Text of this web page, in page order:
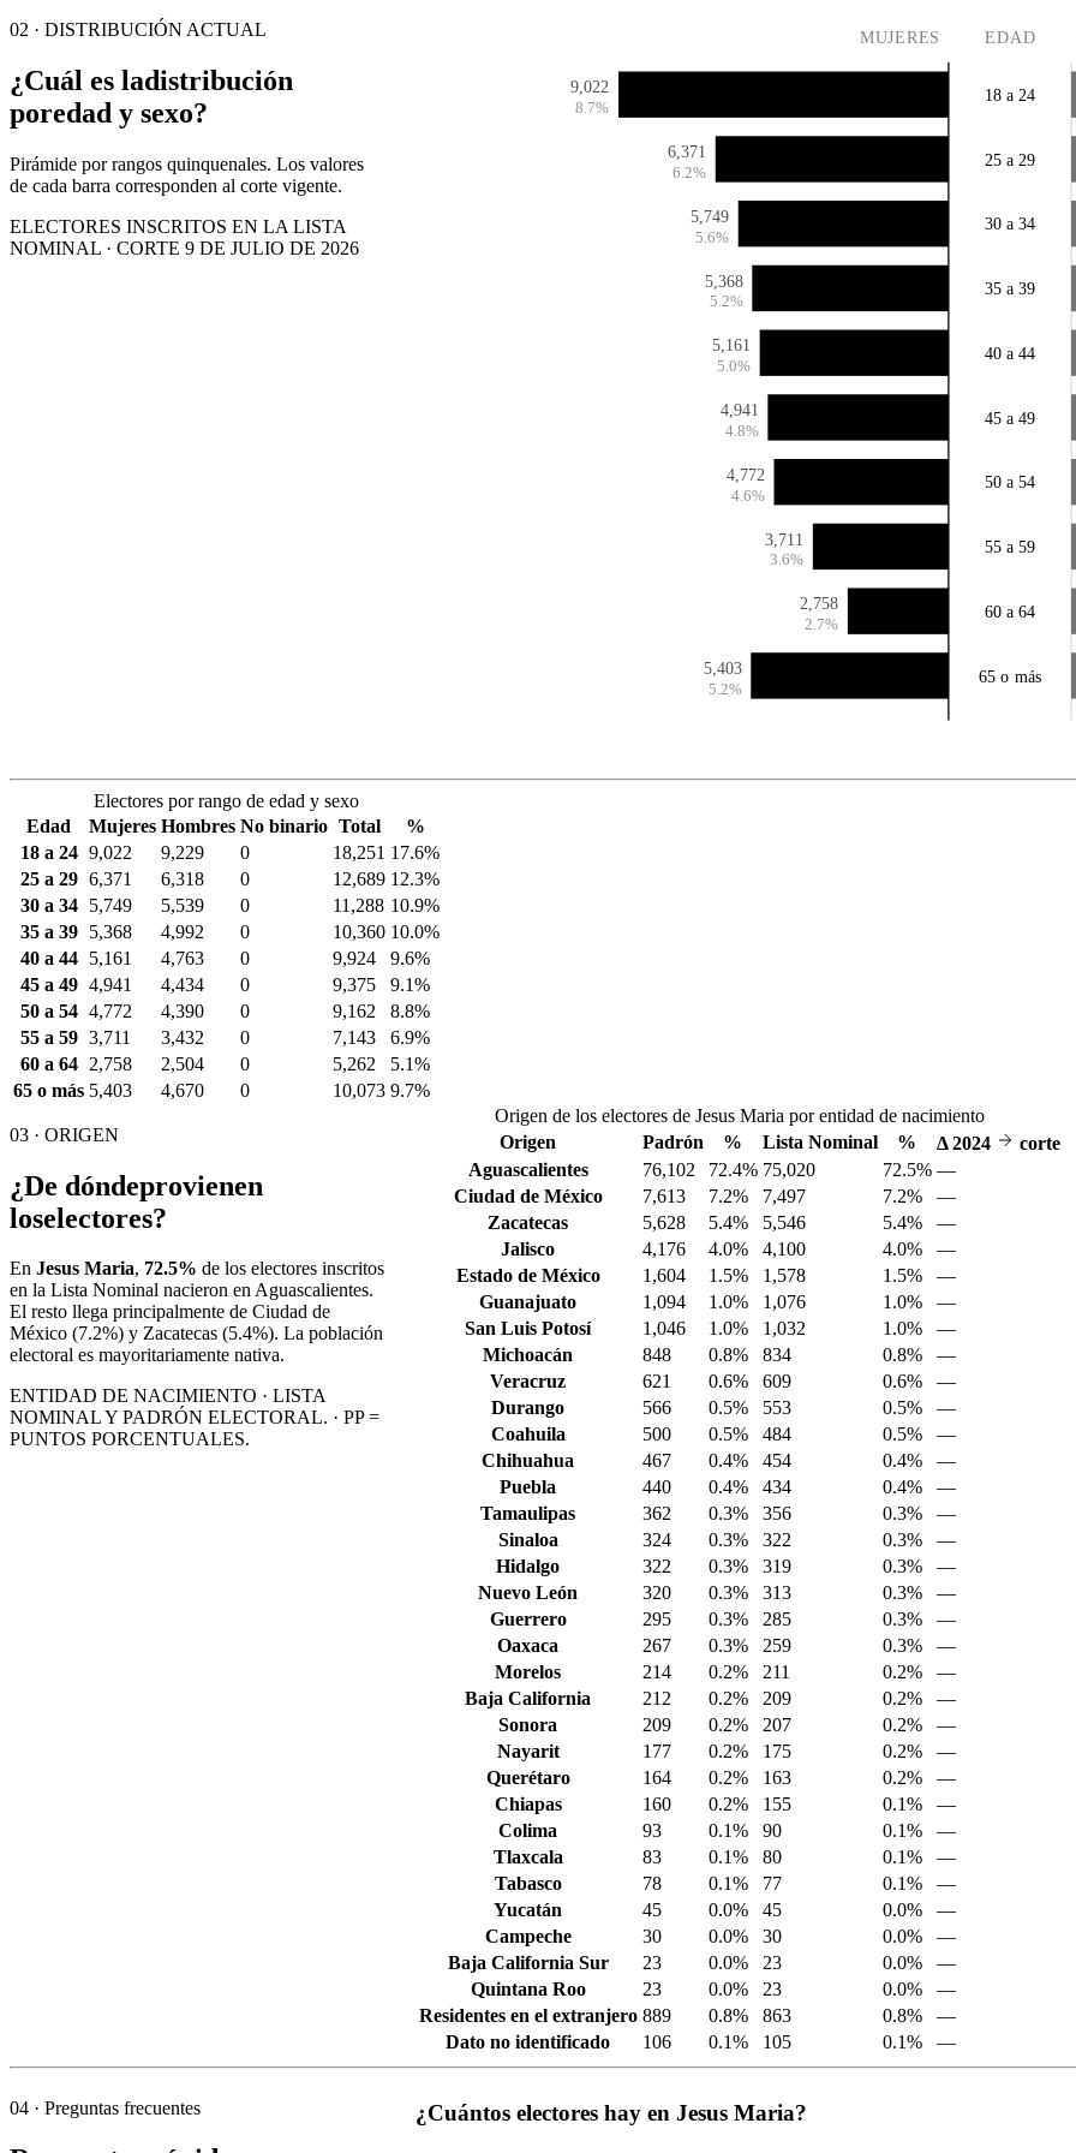
02 · DISTRIBUCIÓN ACTUAL
¿Cuál es ladistribución
poredad y sexo?
Pirámide por rangos quinquenales. Los valores
de cada barra corresponden al corte vigente.
ELECTORES INSCRITOS EN LA LISTA
NOMINAL · CORTE 9 DE JULIO DE 2026
MUJERES EDAD
9,022
8.7%
18 a 24
6,371
6.2%
25 a 29
5,749
5.6%
30 a 34
5,368
5.2%
35 a 39
5,161
5.0%
40 a 44
4,941
4.8%
45 a 49
4,772
4.6%
50 a 54
3,711
3.6%
55 a 59
2,758
2.7%
60 a 64
5,403
5.2%
65 o más
Electores por rango de edad y sexo
Edad
Mujeres Hombres No binario Total
%
18 a 24 9,022 9,229 0 18,251 17.6%
25 a 29 6,371 6,318 0 12,689 12.3%
30 a 34
5,749 5,539 0 11,288 10.9%
35 a 39
5,368 4,992 0 10,360 10.0%
40 a 44
5,161 4,763 0 9,924
9.6%
45 a 49 4,941 4,434 0 9,375
9.1%
50 a 54 4,772 4,390 0 9,162
8.8%
55 a 59 3,711 3,432 0 7,143
6.9%
60 a 64
2,758 2,504 0 5,262
5.1%
65 o más 5,403 4,670 0 10,073 9.7%
03 · ORIGEN
¿De dóndeprovienen
loselectores?
En Jesus Maria, 72.5% de los electores inscritos
en la Lista Nominal nacieron enAguascalientes.
El resto llega principalmente de Ciudad de
México (7.2%) y Zacatecas (5.4%). La población
electoral es mayoritariamente nativa.
ENTIDAD DE NACIMIENTO · LISTA
NOMINAL Y PADRÓN ELECTORAL. · PP =
PUNTOS PORCENTUALES.
Origen de los electores de Jesus Maria por entidad de nacimiento
Origen
Padrón % Lista Nominal % Δ2024
corte
Aguascalientes
76,102 72.4% 75,020 72.5% —
Ciudad de México
7,613 7.2% 7,497 7.2%
—
Zacatecas
5,628 5.4% 5,546 5.4%
—
Jalisco
4,176 4.0% 4,100 4.0%
—
Estado de México
1,604 1.5% 1,578 1.5%
—
Guanajuato
1,094 1.0% 1,076 1.0%
—
San Luis Potosí
1,046 1.0% 1,032 1.0%
—
Michoacán
848 0.8% 834 0.8%
—
Veracruz
621 0.6% 609 0.6%
—
Durango
566 0.5% 553 0.5%
—
Coahuila
500 0.5% 484 0.5%
—
Chihuahua
467 0.4% 454 0.4%
—
Puebla
440 0.4% 434 0.4%
—
Tamaulipas
362 0.3% 356 0.3%
—
Sinaloa
324 0.3% 322 0.3%
—
Hidalgo
322 0.3% 319 0.3%
—
Nuevo León
320 0.3% 313 0.3%
—
Guerrero
295 0.3% 285 0.3%
—
Oaxaca
267 0.3% 259 0.3%
—
Morelos
214 0.2% 211 0.2%
—
Baja California
212 0.2% 209 0.2%
—
Sonora
209 0.2% 207 0.2%
—
Nayarit
177 0.2% 175 0.2%
—
Querétaro
164 0.2% 163 0.2%
—
Chiapas
160 0.2% 155 0.1%
—
Colima
93 0.1% 90 0.1%
—
Tlaxcala
83 0.1% 80 0.1%
—
Tabasco
78 0.1% 77 0.1%
—
Yucatán
45 0.0% 45 0.0%
—
Campeche
30 0.0% 30 0.0%
—
Baja California Sur
23 0.0% 23 0.0%
—
Quintana Roo
23 0.0% 23 0.0%
—
Residentes en el extranjero 889 0.8% 863 0.8%
—
Dato no identificado
106 0.1% 105 0.1% —
04 · Preguntas frecuentes ¿Cuántos electores hay en Jesus Maria?